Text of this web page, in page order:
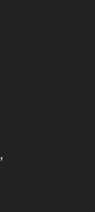
,